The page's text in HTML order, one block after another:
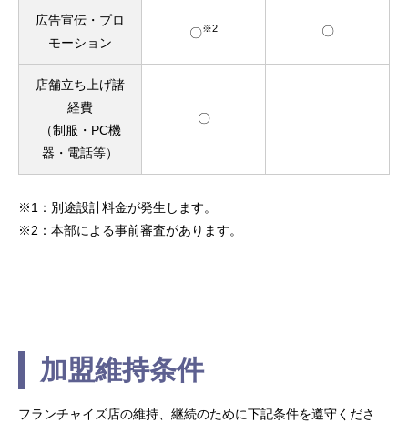
広告宣伝・プロ
モーション
〇※2 〇
店舗立ち上げ諸
経費
（制服・PC機
器・電話等）
〇
※1：別途設計料金が発生します。
※2：本部による事前審査があります。
加盟維持条件
フランチャイズ店の維持、継続のために下記条件を遵守くださ